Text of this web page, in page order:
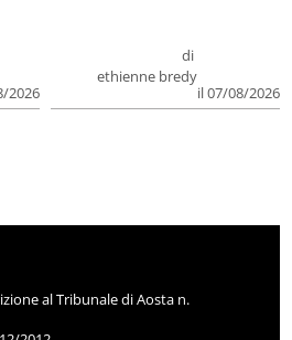
2026
di
ethienne bredy
il 07/08/2026
al Tribunale di Aosta n.